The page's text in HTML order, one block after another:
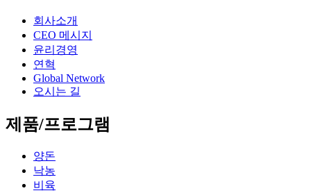
회사소개
CEO 메시지
윤리경영
연혁
Global Network
오시는 길
제품/프로그램
양돈
낙농
비육